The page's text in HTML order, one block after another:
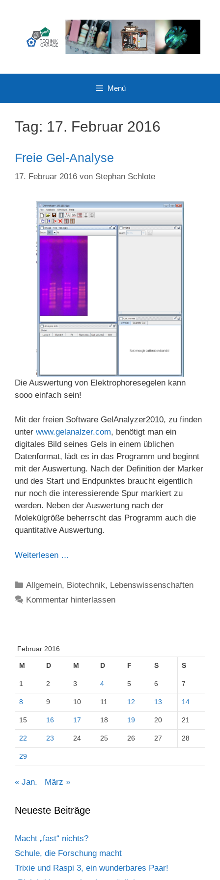
Menü
Tag: 17. Februar 2016
Freie Gel-Analyse
17. Februar 2016 von Stephan Schlote
Die Auswertung von Elektrophoresegelen kann
sooo einfach sein!
Mit der freien Software GelAnalyzer2010, zu finden
unter www.gelanalzer.com, benötigt man ein
digitales Bild seines Gels in einem üblichen
Datenformat, lädt es in das Programm und beginnt
mit der Auswertung. Nach der Definition der Marker
und des Start und Endpunktes braucht eigentlich
nur noch die interessierende Spur markiert zu
werden. Neben der Auswertung nach der
Molekülgröße beherrscht das Programm auch die
quantitative Auswertung.
Weiterlesen …
Kategorien
Allgemein, Biotechnik, Lebenswissenschaften
Kommentar hinterlassen
Februar 2016
M D M D F S S
1 2 3 4 5 6 7
8 9 10 11 12 13 14
15 16 17 18 19 20 21
22 23 24 25 26 27 28
29
« Jan. März »
Neueste Beiträge
Macht „fast“ nichts?
Schule, die Forschung macht
Trixie und Raspi 3, ein wunderbares Paar!